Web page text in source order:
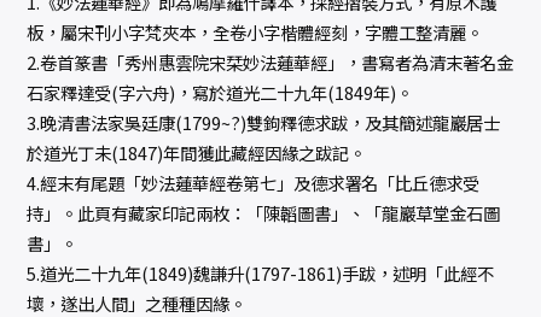
板，屬宋刊小字梵夾本，全卷小字楷體經刻，字體工整清麗。
2.卷首篆書「秀州惠雲院宋栞妙法蓮華經」，書寫者為清末著名金
石家釋達受(字六舟)，寫於道光二十九年(1849年)。
3.晚清書法家吳廷康(1799~?)雙鉤釋德求跋，及其簡述龍巖居士
於道光丁未(1847)年間獲此藏經因緣之跋記。
4.經末有尾題「妙法蓮華經卷第七」及德求署名「比丘德求受
持」。此頁有藏家印記兩枚：「陳韜圖書」、「龍巖草堂金石圖
書」。
5.道光二十九年(1849)魏謙升(1797-1861)手跋，述明「此經不
壞，遂出人間」之種種因緣。